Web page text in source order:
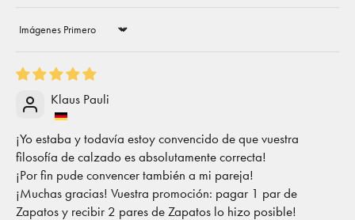
Sort by
Klaus Pauli
¡Yo estaba y todavía estoy convencido de que vuestra
filosofía de calzado es absolutamente correcta!
¡Por fin pude convencer también a mi pareja!
¡Muchas gracias! Vuestra promoción: pagar 1 par de
Zapatos y recibir 2 pares de Zapatos lo hizo posible!